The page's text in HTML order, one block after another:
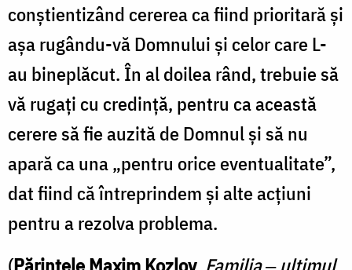
conștientizând cererea ca fiind prioritară și
așa rugându-vă Domnului și celor care L-
au bineplăcut. În al doilea rând, trebuie să
vă rugați cu credință, pentru ca această
cerere să fie auzită de Domnul și să nu
apară ca una „pentru orice eventualitate”,
dat fiind că întreprindem și alte acțiuni
pentru a rezolva problema.